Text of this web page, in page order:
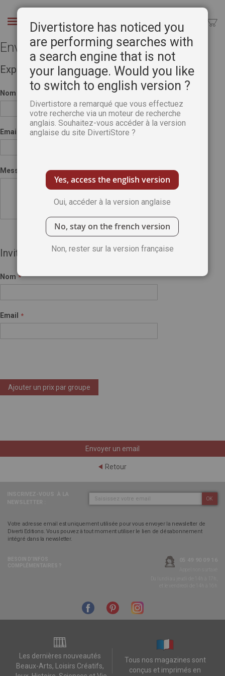
Chercher
Envoyer à un ami
Expéditeur
Nom
Email
Message
Invité(e)
Nom
Email
Ajouter un prix par groupe
Envoyer un email
Retour
OK
Votre adresse email est uniquement utilisée pour vous envoyer la newsletter de
Diverti Editions. Vous pouvez à tout moment utiliser le lien de désabonnement
intégré dans la newsletter.
Les dernières nouveautés
Beaux-Arts, Loisirs Créatifs,
Tous nos magazines sont
conçus et imprimés en
Divertistore has noticed you
are performing searches with
a search engine that is not
your language. Would you like
to switch to english version ?
Divertistore a remarqué que vous effectuez
votre recherche via un moteur de recherche
anglais. Souhaitez-vous accéder à la version
anglaise du site DivertiStore ?
Yes, access the english version
Oui, accéder à la version anglaise
No, stay on the french version
Non, rester sur la version française